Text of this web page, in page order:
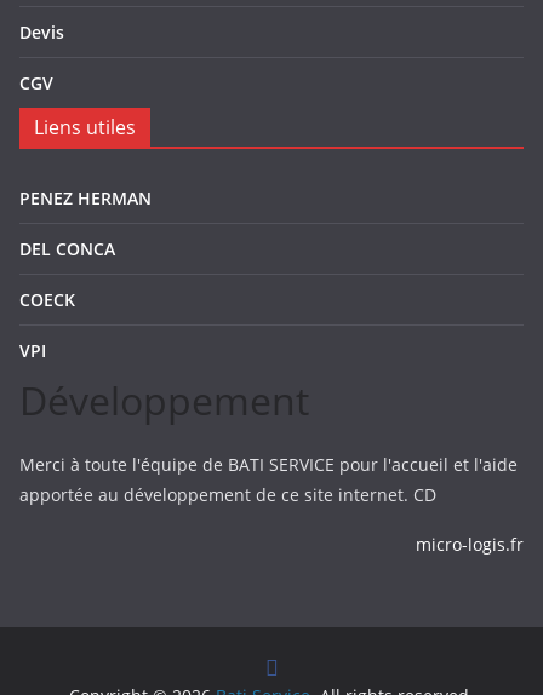
Devis
CGV
Liens utiles
PENEZ HERMAN
DEL CONCA
COECK
VPI
Développement
Merci à toute l'équipe de BATI SERVICE pour l'accueil et l'aide
apportée au développement de ce site internet. CD
micro-logis.fr